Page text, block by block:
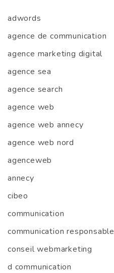
adwords
agence de communication
agence marketing digital
agence sea
agence search
agence web
agence web annecy
agence web nord
agenceweb
annecy
cibeo
communication
communication responsable
conseil webmarketing
d communication